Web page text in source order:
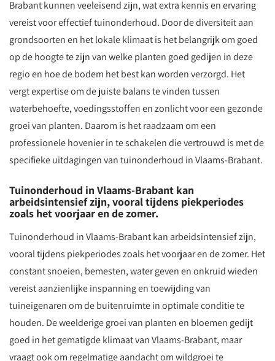
Brabant kunnen veeleisend zijn, wat extra kennis en ervaring
vereist voor effectief tuinonderhoud. Door de diversiteit aan
grondsoorten en het lokale klimaat is het belangrijk om goed
op de hoogte te zijn van welke planten goed gedijen in deze
regio en hoe de bodem het best kan worden verzorgd. Het
vergt expertise om de juiste balans te vinden tussen
waterbehoefte, voedingsstoffen en zonlicht voor een gezonde
groei van planten. Daarom is het raadzaam om een
professionele hovenier in te schakelen die vertrouwd is met de
specifieke uitdagingen van tuinonderhoud in Vlaams-Brabant.
Tuinonderhoud in Vlaams-Brabant kan
arbeidsintensief zijn, vooral tijdens piekperiodes
zoals het voorjaar en de zomer.
Tuinonderhoud in Vlaams-Brabant kan arbeidsintensief zijn,
vooral tijdens piekperiodes zoals het voorjaar en de zomer. Het
constant snoeien, bemesten, water geven en onkruid wieden
vereist aanzienlijke inspanning en toewijding van
tuineigenaren om de buitenruimte in optimale conditie te
houden. De weelderige groei van planten en bloemen gedijt
goed in het gematigde klimaat van Vlaams-Brabant, maar
vraagt ook om regelmatige aandacht om wildgroei te